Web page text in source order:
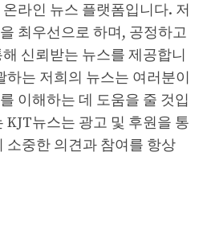
라인 뉴스 플랫폼입니다. 저
최우선으로 하며, 공정하고
신뢰받는 뉴스를 제공합니
하는 저희의 뉴스는 여러분이
이해하는 데 도움을 줄 것입
KJT뉴스는 광고 및 후원을 통
소중한 의견과 참여를 항상